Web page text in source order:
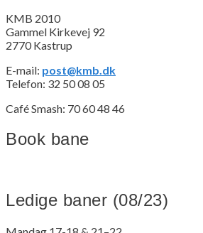
KMB 2010
Gammel Kirkevej 92
2770 Kastrup
E-mail: post@kmb.dk
Telefon: 32 50 08 05
Café Smash: 70 60 48 46
Book bane
Ledige baner (08/23)